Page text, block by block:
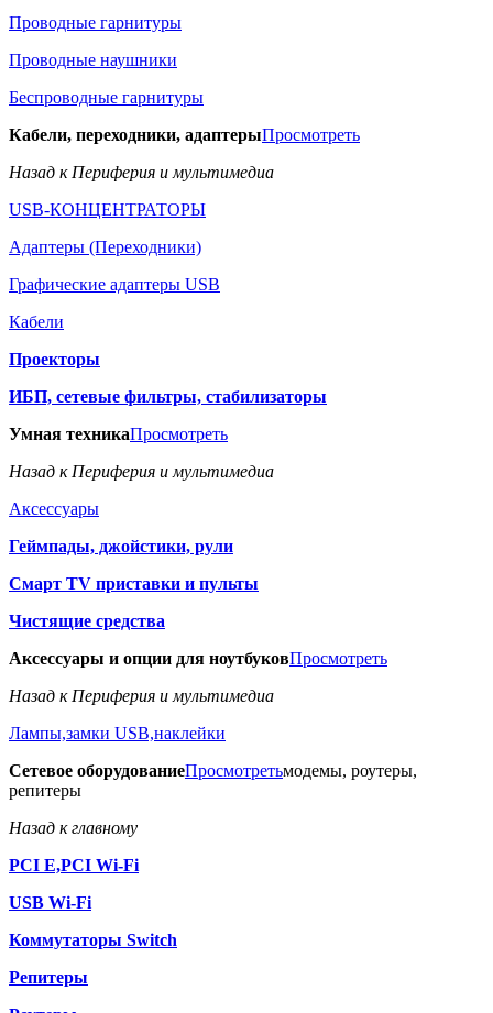
Проводные гарнитуры
Проводные наушники
Беспроводные гарнитуры
Кабели, переходники, адаптерыПросмотреть
Назад к Периферия и мультимедиа
USB-КОНЦЕНТРАТОРЫ
Адаптеры (Переходники)
Графические адаптеры USB
Кабели
Проекторы
ИБП, сетевые фильтры, стабилизаторы
Умная техникаПросмотреть
Назад к Периферия и мультимедиа
Аксессуары
Геймпады, джойстики, рули
Смарт TV приставки и пульты
Чистящие средства
Аксессуары и опции для ноутбуковПросмотреть
Назад к Периферия и мультимедиа
Лампы,замки USB,наклейки
Сетевое оборудованиеПросмотретьмодемы, роутеры,
репитеры
Назад к главному
PCI E,PCI Wi-Fi
USB Wi-Fi
Коммутаторы Switch
Репитеры